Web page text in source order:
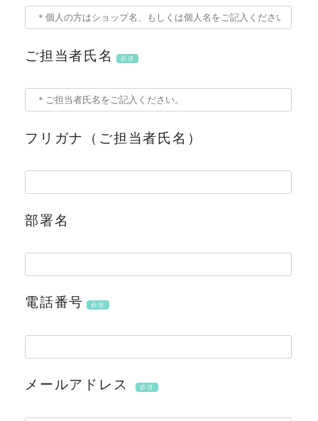
ご担当者氏名 必須
フリガナ（ご担当者氏名）
部署名
電話番号 必須
メールアドレス 必須